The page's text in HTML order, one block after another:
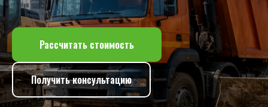
Рассчитать стоимость
Получить консультацию